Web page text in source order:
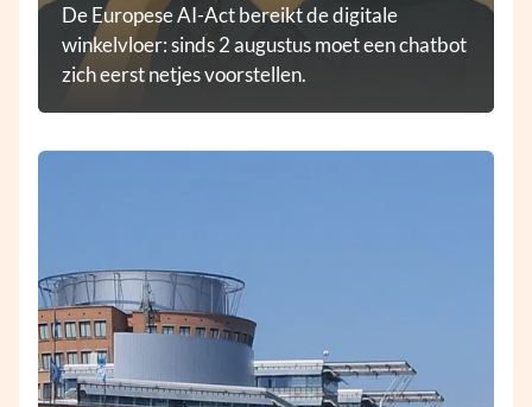
De Europese AI-Act bereikt de digitale
winkelvloer: sinds 2 augustus moet een chatbot
zich eerst netjes voorstellen.